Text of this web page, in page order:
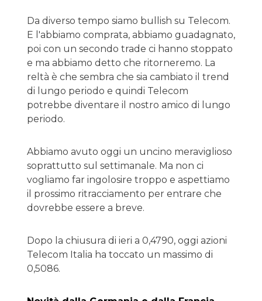
Da diverso tempo siamo bullish su Telecom.
E l'abbiamo comprata, abbiamo guadagnato,
poi con un secondo trade ci hanno stoppato
e ma abbiamo detto che ritorneremo. La
reltà è che sembra che sia cambiato il trend
di lungo periodo e quindi Telecom
potrebbe diventare il nostro amico di lungo
periodo.
Abbiamo avuto oggi un uncino meraviglioso
soprattutto sul settimanale. Ma non ci
vogliamo far ingolosire troppo e aspettiamo
il prossimo ritracciamento per entrare che
dovrebbe essere a breve.
Dopo la chiusura di ieri a 0,4790, oggi azioni
Telecom Italia ha toccato un massimo di
0,5086.